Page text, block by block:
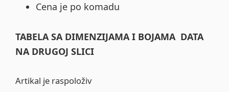
Cena je po komadu
TABELA SA DIMENZIJAMA I BOJAMA DATA
NA DRUGOJ SLICI
Artikal je raspoloživ